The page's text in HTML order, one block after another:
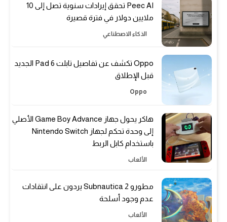
Peec AI تحقق إيرادات سنوية تصل إلى 10
ملايين دولار في فترة قصيرة
الذكاء الاصطناعي
Oppo تكشف عن تفاصيل تابلت Pad 6 الجديد
قبل الإطلاق
Oppo
هاكر يحول جهاز Game Boy Advance الأصلي
إلى وحدة تحكم لجهاز Nintendo Switch
باستخدام كابل الربط
الألعاب
مطورو Subnautica 2 يردون على انتقادات
عدم وجود أسلحة
الألعاب